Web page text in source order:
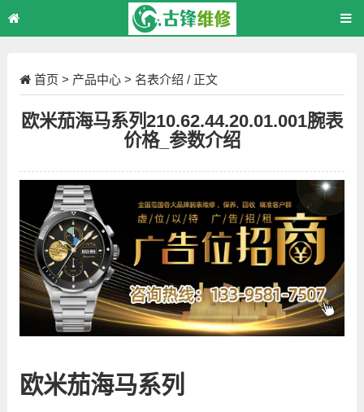
首页 > 产品中心> 名表介绍 / 正文
欧米茄海马系列210.62.44.20.01.001腕表
价格_参数介绍
欧米茄海马系列